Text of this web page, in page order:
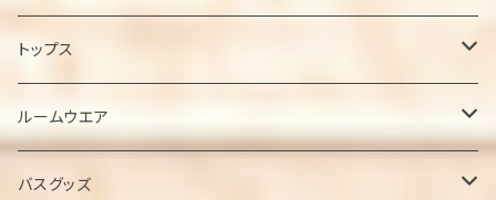
ジャケット
ブルゾン
ベスト
トップス
Tシャツ
ポロシャツ
ルームウエア
パジャマ
バスグッズ